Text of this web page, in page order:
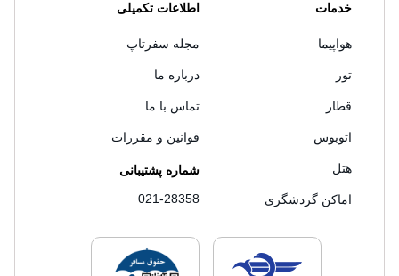
خدمات
هواپیما
تور
قطار
اتوبوس
هتل
اماکن گردشگری
اطلاعات تکمیلی
مجله سفرتاپ
درباره ما
تماس با ما
قوانین و مقررات
شماره پشتیبانی
021-28358
لایسنس های فروش سفرتاپلایسنس های